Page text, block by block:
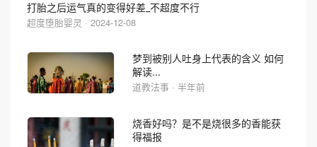
打胎之后运气真的变得好差_不超度不行
超度堕胎婴灵 · 2024-12-08
梦到被别人吐身上代表的含义 如何
解读...
道教法事 · 半年前
烧香好吗？是不是烧很多的香能获
得福报